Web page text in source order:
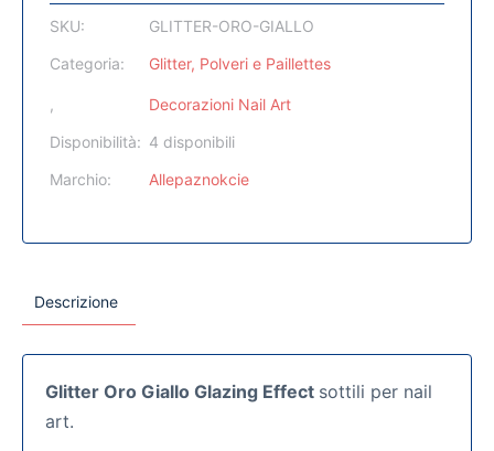
SKU:
GLITTER-ORO-GIALLO
Categoria:
Glitter, Polveri e Paillettes
,
Decorazioni Nail Art
Disponibilità: 4 disponibili
Marchio:
Allepaznokcie
Descrizione
Glitter Oro Giallo Glazing Effect sottili per nail
art.